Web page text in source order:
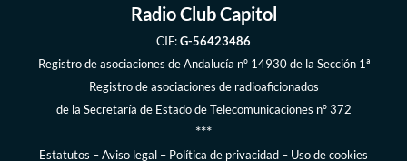
Radio Club Capitol
CIF:G-56423486
Registro de asociaciones de Andalucía nº 14930 de la Sección 1ª
Registro de asociaciones de radioaficionados
de la Secretaría de Estado de Telecomunicaciones nº 372
***
Estatutos –Aviso legal – Política de privacidad – Uso de cookies